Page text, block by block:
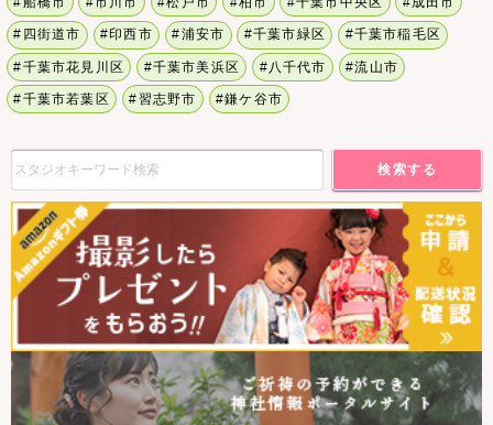
#四街道市 #印西市 #浦安市 #千葉市緑区 #千葉市稲毛区
#千葉市花見川区 #千葉市美浜区 #八千代市 #流山市
#千葉市若葉区 #習志野市 #鎌ケ谷市
検索する